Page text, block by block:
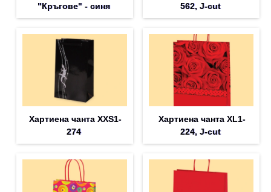
"Кръгове" - синя
562, J-cut
Хартиена чанта XXS1-
274
Хартиена чанта XL1-
224, J-cut